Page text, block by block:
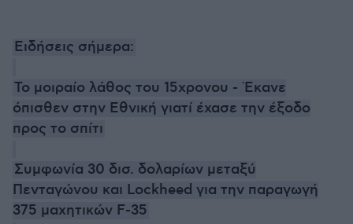
Ειδήσεις σήμερα:
Το μοιραίο λάθος του 15χρονου - Έκανε
όπισθεν στην Εθνική γιατί έχασε την έξοδο
προς το σπίτι
Συμφωνία 30 δισ. δολαρίων μεταξύ
Πενταγώνου και Lockheed για την παραγωγή
375 μαχητικών F-35